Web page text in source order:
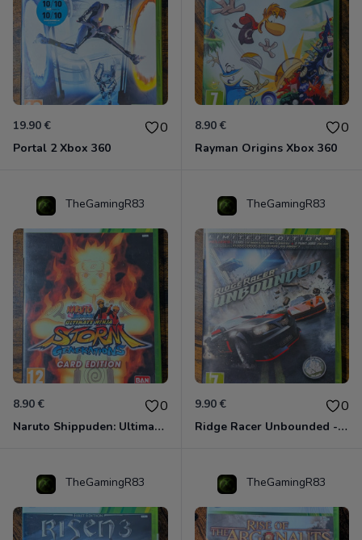
19.90 € 0
Portal 2 Xbox 360
8.90 € 0
Rayman Origins Xbox 360
TheGamingR83
8.90 € 0
Naruto Shippuden: Ultimate Ninja Storm Generations - Card Edition Xbox 360
TheGamingR83
9.90 € 0
Ridge Racer Unbounded - Édition Limitée Xbox 360
TheGamingR83 TheGamingR83